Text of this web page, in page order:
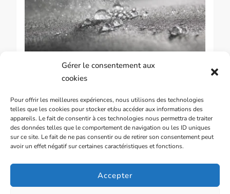
Gérer le consentement aux
cookies
Pour offrir les meilleures expériences, nous utilisons des technologies
telles que les cookies pour stocker et/ou accéder aux informations des
appareils. Le fait de consentir à ces technologies nous permettra de traiter
des données telles que le comportement de navigation ou les ID uniques
sur ce site. Le fait de ne pas consentir ou de retirer son consentement peut
avoir un effet négatif sur certaines caractéristiques et fonctions.
Accepter
hydrophobe de toile de store
29 SEPTEMBRE 2025